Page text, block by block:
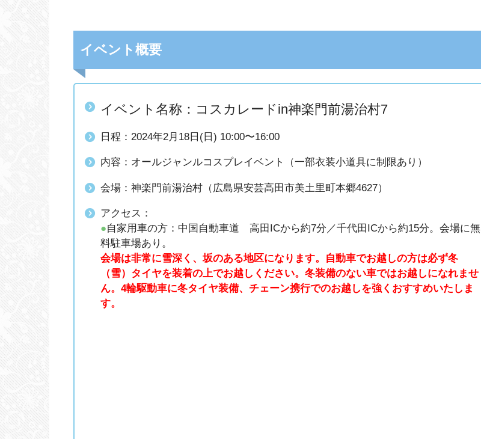
イベント概要
イベント名称：コスカレードin神楽門前湯治村7
日程：2024年2月18日(日) 10:00〜16:00
内容：オールジャンルコスプレイベント（一部衣装小道具に制限あり）
会場：神楽門前湯治村（広島県安芸高田市美土里町本郷4627）
アクセス：
●自家用車の方：中国自動車道 高田ICから約7分／千代田ICから約15分。会場に無
料駐車場あり。
会場は非常に雪深く、坂のある地区になります。自動車でお越しの方は必ず冬
（雪）タイヤを装着の上でお越しください。冬装備のない車ではお越しになれませ
ん。4輪駆動車に冬タイヤ装備、チェーン携行でのお越しを強くおすすめいたしま
す。